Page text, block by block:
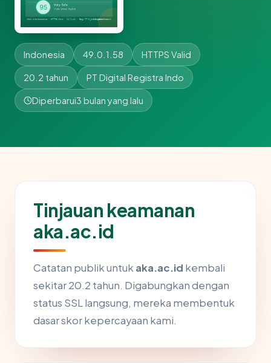
Indonesia 49.0.1.58 HTTPS Valid
20.2 tahun PT Digital Registra Indo
Diperbarui3 bulan yang lalu
Tinjauan keamanan
aka.ac.id
Catatan publik untuk aka.ac.id kembali
sekitar 20.2 tahun. Digabungkan dengan
status SSL langsung, mereka membentuk
dasar skor kepercayaan kami.